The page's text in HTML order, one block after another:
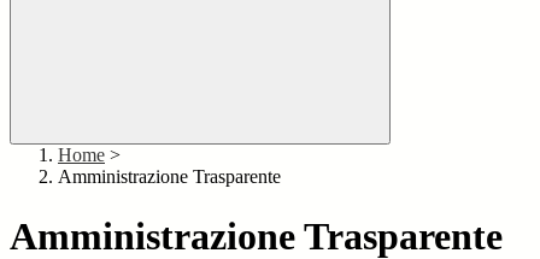
Home >
Amministrazione Trasparente
Amministrazione Trasparente